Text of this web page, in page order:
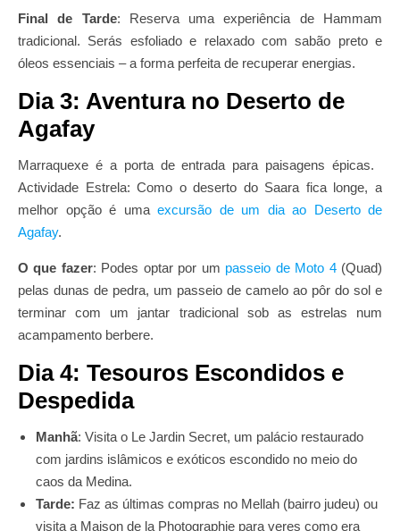
Final de Tarde: Reserva uma experiência de Hammam
tradicional. Serás esfoliado e relaxado com sabão preto e
óleos essenciais – a forma perfeita de recuperar energias.
Dia 3: Aventura no Deserto de
Agafay
Marraquexe é a porta de entrada para paisagens épicas.
Actividade Estrela: Como o deserto do Saara fica longe, a
melhor opção é uma excursão de um dia ao Deserto de
Agafay.
O que fazer: Podes optar por um passeio de Moto 4(Quad)
pelas dunas de pedra, um passeio de camelo ao pôr do sol e
terminar com um jantar tradicional sob as estrelas num
acampamento berbere.
Dia 4: Tesouros Escondidos e
Despedida
Manhã: Visita o Le Jardin Secret, um palácio restaurado
com jardins islâmicos e exóticos escondido no meio do
caos da Medina.
Tarde: Faz as últimas compras no Mellah (bairro judeu) ou
visita a Maison de la Photographie para veres como era